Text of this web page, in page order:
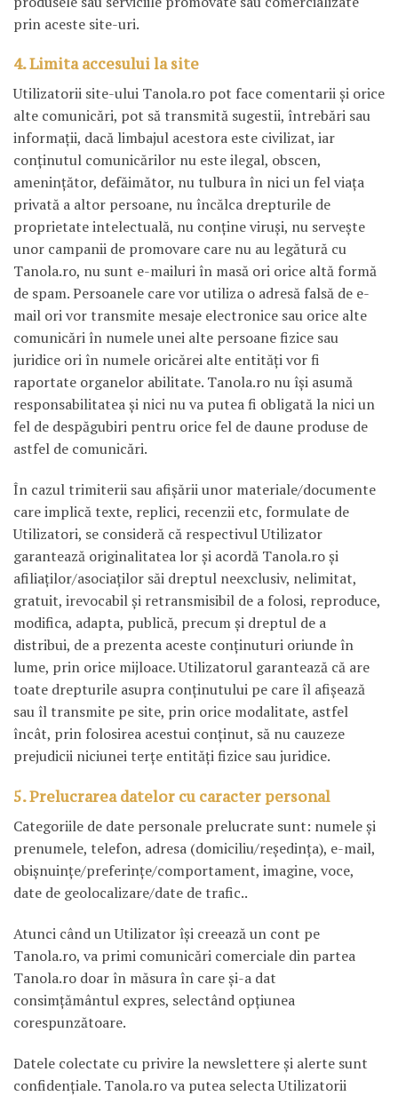
prin aceste site-uri.
4. Limita accesului la site
Utilizatorii site-ului Tanola.ro pot face comentarii şi orice
alte comunicări, pot să transmită sugestii, întrebări sau
informaţii, dacă limbajul acestora este civilizat, iar
conţinutul comunicărilor nu este ilegal, obscen,
ameninţător, defăimător, nu tulbura în nici un fel viaţa
privată a altor persoane, nu încălca drepturile de
proprietate intelectuală, nu conţine viruşi, nu serveşte
unor campanii de promovare care nu au legătură cu
Tanola.ro, nu sunt e-mailuri în masă ori orice altă formă
de spam. Persoanele care vor utiliza o adresă falsă de e-
mail ori vor transmite mesaje electronice sau orice alte
comunicări în numele unei alte persoane fizice sau
juridice ori în numele oricărei alte entităţi vor fi
raportate organelor abilitate. Tanola.ro nu îşi asumă
responsabilitatea şi nici nu va putea fi obligată la nici un
fel de despăgubiri pentru orice fel de daune produse de
astfel de comunicări.
În cazul trimiterii sau afişării unor materiale/documente
care implică texte, replici, recenzii etc, formulate de
Utilizatori, se consideră că respectivul Utilizator
garantează originalitatea lor şi acordă Tanola.ro şi
afiliaţilor/asociaţilor săi dreptul neexclusiv, nelimitat,
gratuit, irevocabil şi retransmisibil de a folosi, reproduce,
modifica, adapta, publică, precum şi dreptul de a
distribui, de a prezenta aceste conţinuturi oriunde în
lume, prin orice mijloace. Utilizatorul garantează că are
toate drepturile asupra conţinutului pe care îl afişează
sau îl transmite pe site, prin orice modalitate, astfel
încât, prin folosirea acestui conţinut, să nu cauzeze
prejudicii niciunei terţe entităţi fizice sau juridice.
5. Prelucrarea datelor cu caracter personal
Categoriile de date personale prelucrate sunt: numele şi
prenumele, telefon, adresa (domiciliu/reşedinţa), e-mail,
obişnuinţe/preferinţe/comportament, imagine, voce,
date de geolocalizare/date de trafic..
Atunci când un Utilizator îşi creează un cont pe
Tanola.ro, va primi comunicări comerciale din partea
Tanola.ro doar în măsura în care şi-a dat
consimţământul expres, selectând opţiunea
corespunzătoare.
Datele colectate cu privire la newslettere şi alerte sunt
confidenţiale. Tanola.ro va putea selecta Utilizatorii